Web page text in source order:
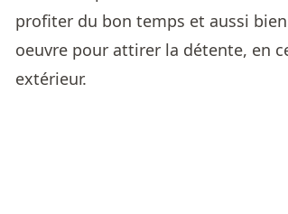
profiter du bon temps et aussi
oeuvre pour attirer la détente, en
extérieur.